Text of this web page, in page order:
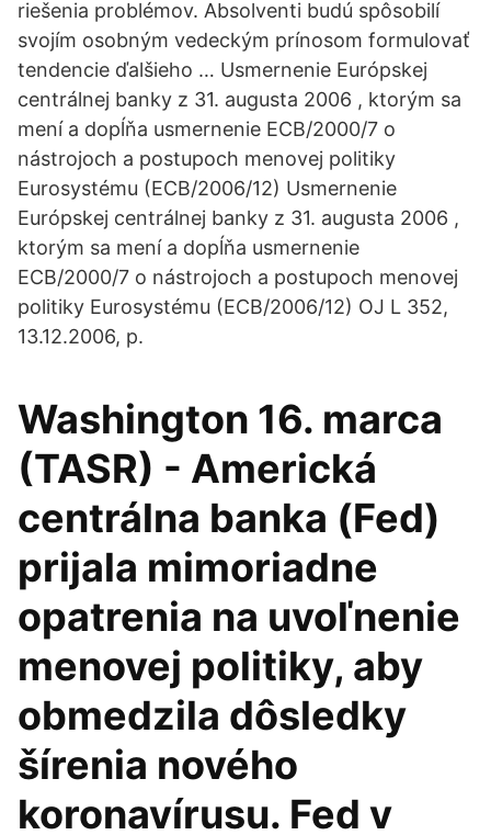
riešenia problémov. Absolventi budú spôsobilí
svojím osobným vedeckým prínosom formulovať
tendencie ďalšieho … Usmernenie Európskej
centrálnej banky z 31. augusta 2006 , ktorým sa
mení a dopĺňa usmernenie ECB/2000/7 o
nástrojoch a postupoch menovej politiky
Eurosystému (ECB/2006/12) Usmernenie
Európskej centrálnej banky z 31. augusta 2006 ,
ktorým sa mení a dopĺňa usmernenie
ECB/2000/7 o nástrojoch a postupoch menovej
politiky Eurosystému (ECB/2006/12) OJ L 352,
13.12.2006, p.
Washington 16. marca
(TASR) - Americká
centrálna banka (Fed)
prijala mimoriadne
opatrenia na uvoľnenie
menovej politiky, aby
obmedzila dôsledky
šírenia nového
koronavírusu. Fed v